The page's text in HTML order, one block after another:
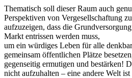
Thematisch soll dieser Raum auch
Perspektiven von Vergesellschaftung
aufzuzeigen, dass die
Markt entrissen werden muss,
um ein würdiges Leben für alle
gemeinsam öffentlichen Plätze
gegenseitig ermutigen und bestärken!
nicht aufzuhalten – eine andere Welt